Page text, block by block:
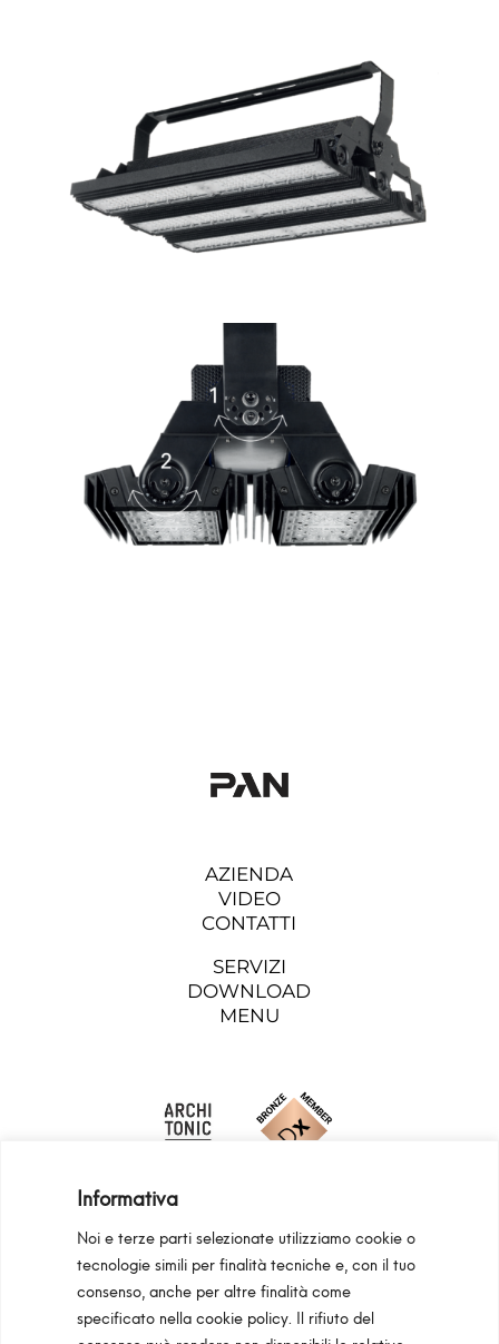
Informativa
Noi e terze parti selezionate utilizziamo cookie o
tecnologie simili per finalità tecniche e, con il tuo
consenso, anche per altre finalità come
specificato nella cookie policy. Il rifiuto del
AZIENDA
VIDEO
CONTATTI
SERVIZI
DOWNLOAD
MENU
Programma Regionale Toscana FESR 2021 -
2027 OP1 OS1